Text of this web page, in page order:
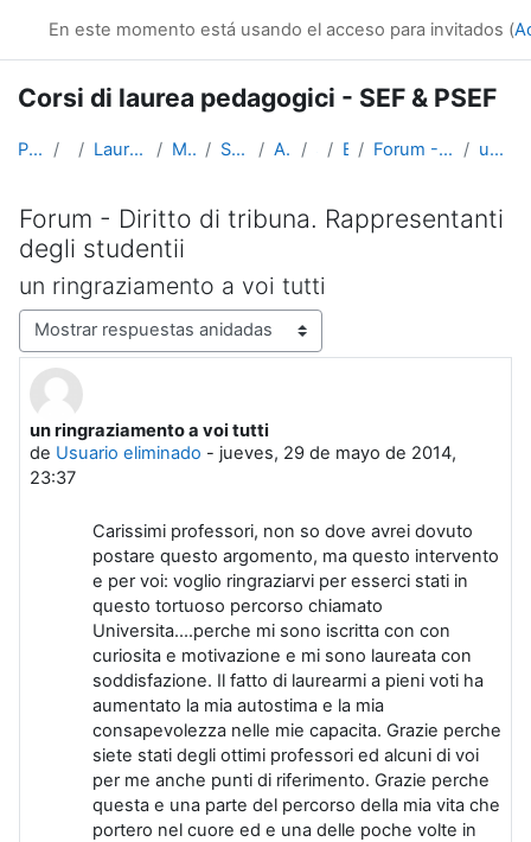
En este momento está usando el acceso para invitados (
Corsi di laurea pedagogici - SEF & PSEF
Página Principal CursosLauree triennali, magistrali, a ciclo unico Medicina e Psicologia Scienze dell'Educazione Altri insegnamenti SciEdu2 Benvenuti! Forum - Diritto di tribuna. Rappresentanti degli studentii un ringraziamento a voi tutti
Forum - Diritto di tribuna. Rappresentanti
degli studentii
un ringraziamento a voi tutti
Mostrar modo
un ringraziamento a voi tutti
de Usuario eliminado - jueves, 29 de mayo de 2014,
23:37
Número de respuestas: 1
Carissimi professori, non so dove avrei dovuto
postare questo argomento, ma questo intervento
e per voi: voglio ringraziarvi per esserci stati in
questo tortuoso percorso chiamato
Universita....perche mi sono iscritta con con
curiosita e motivazione e mi sono laureata con
soddisfazione. Il fatto di laurearmi a pieni voti ha
aumentato la mia autostima e la mia
consapevolezza nelle mie capacita. Grazie perche
siete stati degli ottimi professori ed alcuni di voi
per me anche punti di riferimento. Grazie perche
questa e una parte del percorso della mia vita che
portero nel cuore ed e una delle poche volte in